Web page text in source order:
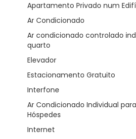
Apartamento Privado num
Ar Condicionado
Ar condicionado controlado
quarto
Elevador
Estacionamento Gratuito
Interfone
Ar Condicionado Individual
Hóspedes
Internet